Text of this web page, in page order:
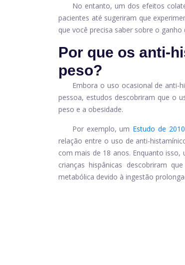
No entanto, um dos efeitos
pacientes até sugeriram que
que você precisa saber sobre o
Por que os anti-
peso?
Embora o uso ocasional de anti-
pessoa, estudos descobriram que o
peso e a obesidade.
Por exemplo, um Estudo de 2010
relação entre o uso de anti-
com mais de 18 anos. Enquanto isso,
crianças hispânicas descobriram
metabólica devido à ingestão